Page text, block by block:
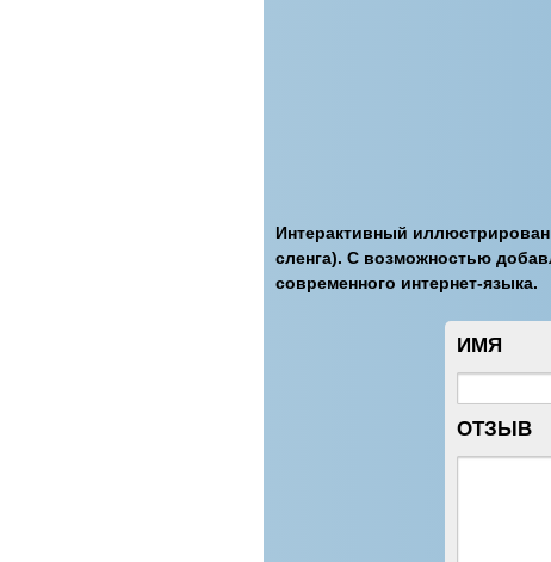
Интерактивный
сленга). С возможностью
современного интернет-языка.
ИМЯ
ОТЗЫВ